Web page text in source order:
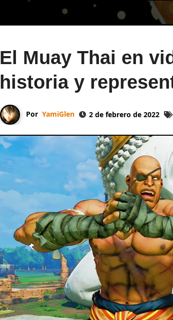
El Muay Thai en
historia y
Por YamiGlen 2 de febrero de 2022